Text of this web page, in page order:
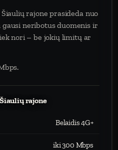
rajone prasideda nuo
gausi neribotus duomenis ir
nori – be jokių limitų ar
rajone
Belaidis 4G+
iki 300 Mbps